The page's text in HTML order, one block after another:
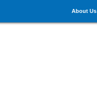
About Us